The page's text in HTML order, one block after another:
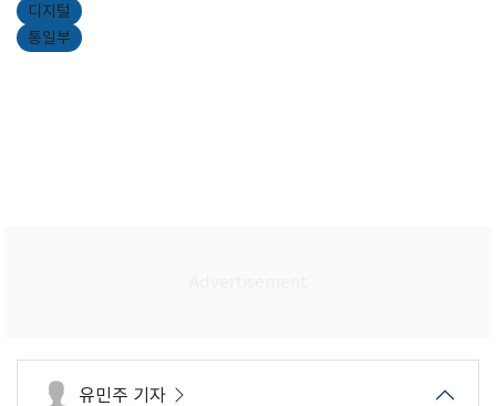
디지털
통일부
유민주 기자